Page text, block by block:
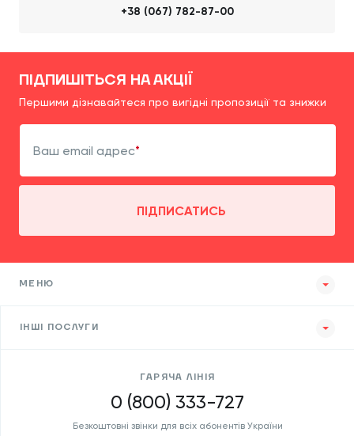
+38 (067) 782-87-00
ПІДПИШІТЬСЯ НА АКЦІЇ
Першими дізнавайтеся про вигідні пропозиції та знижки
Ваш email адрес
ПІДПИСАТИСЬ
МЕНЮ
ІНШІ ПОСЛУГИ
ГАРЯЧА ЛІНІЯ
0 (800) 333-727
Безкоштовні звінки для всіх абонентів України